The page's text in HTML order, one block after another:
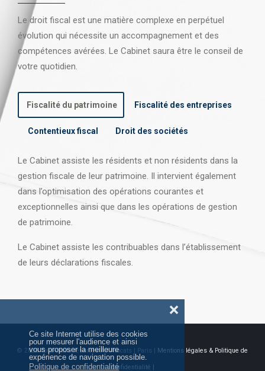
Ce site Internet utilise des cookies
pour mesurer l'audience et ainsi
vous proposer la meilleure
expérience de navigation possible.
Politique de confidentialité
❌
Le droit fiscal est une matière complexe en perpétuel
évolution qui nécessite un accompagnement et des
compétences avérées. Le Cabinet saura être le conseil de
votre quotidien.
Fiscalité du patrimoine Fiscalité des entreprises
Contentieux fiscal Droit des sociétés
Le Cabinet assiste les résidents et non résidents dans la
gestion fiscale de leur patrimoine. Il intervient également
dans l’optimisation des opérations courantes et
exceptionnelles ainsi que dans les opérations de gestion
de patrimoine.
Le Cabinet assiste les contribuables dans l’établissement
de leurs déclarations fiscales.
© 2026 Tous droits réservés AJ Avocats | Paris | Mentions légales & Politique de
confidentialité |